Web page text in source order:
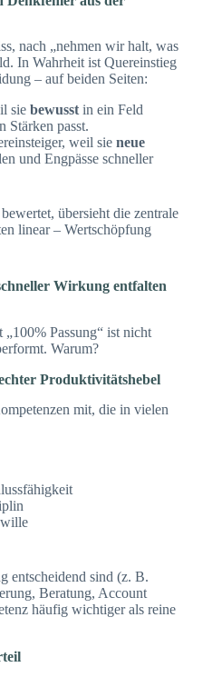
nach „nehmen wir halt, was
In Wahrheit ist Quereinstieg
– auf beiden Seiten:
sie bewusst in ein Feld
Stärken passt.
weil sie neue
und Engpässe schneller
übersieht die zentrale
linear – Wertschöpfung
Wirkung entfalten
Passung“ ist nicht
Warum?
Produktivitätshebel
mit, die in vielen
entscheidend sind (z. B.
Beratung, Account
häufig wichtiger als reine